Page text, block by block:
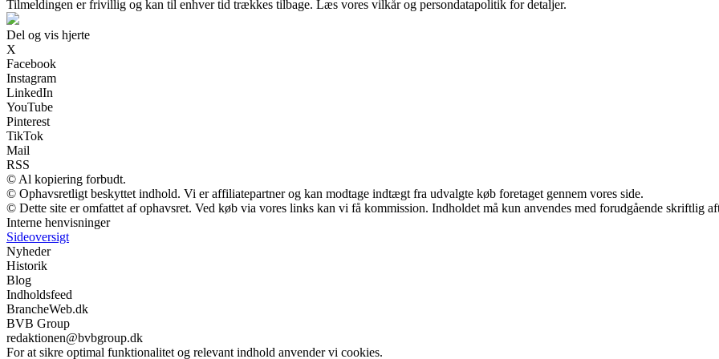
Tilmeldingen er frivillig og kan til enhver tid trækkes tilbage. Læs vores vilkår og persondatapolitik for detaljer.
Del og vis hjerte
X
Facebook
Instagram
LinkedIn
YouTube
Pinterest
TikTok
Mail
RSS
© Al kopiering forbudt.
© Ophavsretligt beskyttet indhold. Vi er affiliatepartner og kan modtage indtægt fra udvalgte køb foretaget gennem vores side.
© Dette site er omfattet af ophavsret. Ved køb via vores links kan vi få kommission. Indholdet må kun anvendes med forudgående skriftlig
Interne henvisninger
Sideoversigt
Nyheder
Historik
Blog
Indholdsfeed
BrancheWeb.dk
BVB Group
redaktionen@bvbgroup.dk
For at sikre optimal funktionalitet og relevant indhold anvender vi cookies.